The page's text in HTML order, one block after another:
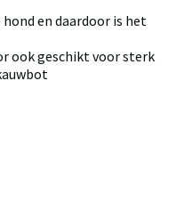
en daardoor is het
ook geschikt voor sterk